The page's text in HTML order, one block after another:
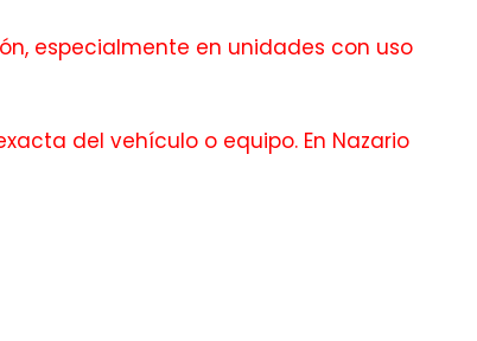
especialmente en unidades con uso
del vehículo o equipo. En Nazario